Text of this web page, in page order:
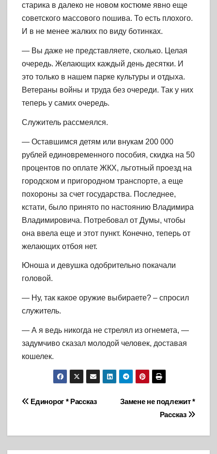
старика в далеко не новом костюме явно еще
советского массового пошива. То есть плохого.
И в не менее жалких по виду ботинках.
— Вы даже не представляете, сколько. Целая
очередь. Желающих каждый день десятки. И
это только в нашем парке культуры и отдыха.
Ветераны войны и труда без очереди. Так у них
теперь у самих очередь.
Служитель рассмеялся.
— Оставшимся детям или внукам 200 000
рублей единовременного пособия, скидка на 50
процентов по оплате ЖКХ, льготный проезд на
городском и пригородном транспорте, а еще
похороны за счет государства. Последнее,
кстати, было принято по настоянию Владимира
Владимировича. Потребовал от Думы, чтобы
она ввела еще и этот пункт. Конечно, теперь от
желающих отбоя нет.
Юноша и девушка одобрительно покачали
головой.
— Ну, так какое оружие выбираете? – спросил
служитель.
— А я ведь никогда не стрелял из огнемета, —
задумчиво сказал молодой человек, доставая
кошелек.
Навигация
Замене не подлежит *
Рассказ
Единорог * Рассказ